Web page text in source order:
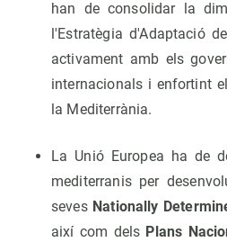
han de consolidar la
l'Estratègia d'Adaptació
activament amb els
internacionals i enfortint
la Mediterrània.
La Unió Europea ha de
mediterranis per
seves Nationally
així com dels Plans